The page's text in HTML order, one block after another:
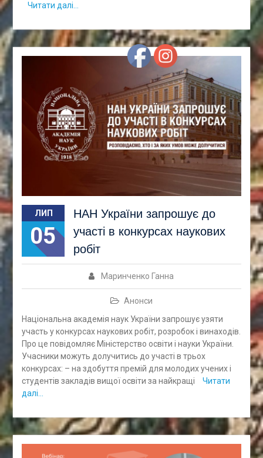
Читати далі…
ЛИП
05
НАН України запрошує до
участі в конкурсах наукових
робіт
Маринченко Ганна
Анонси
Національна академія наук України запрошує узяти
участь у конкурсах наукових робіт, розробок і винаходів.
Про це повідомляє Міністерство освіти і науки України.
Учасники можуть долучитись до участі в трьох
конкурсах: – на здобуття премій для молодих учених і
студентів закладів вищої освіти за найкращі
Читати
далі…